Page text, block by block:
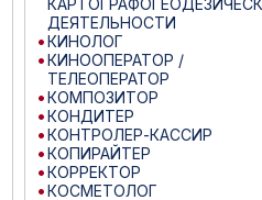
ДЕЯТЕЛЬНОСТИ
КИНОЛОГ
КИНООПЕРАТОР /
ТЕЛЕОПЕРАТОР
КОМПОЗИТОР
КОНДИТЕР
КОНТРОЛЕР-КАССИР
КОПИРАЙТЕР
КОРРЕКТОР
КОСМЕТОЛОГ